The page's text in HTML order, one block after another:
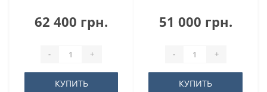
62 400 грн.
- +
КУПИТЬ
51 000 грн.
- +
КУПИТЬ